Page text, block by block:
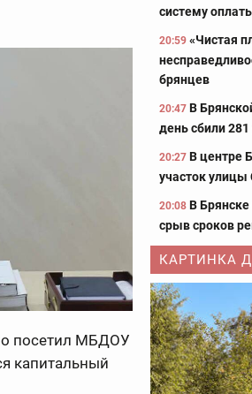
посетил МБДОУ
капитальный
систему
20:59 «Чистая
брянцев
20:47 В
день сбили
20:27 В центре
участок улицы
20:08 В
срыв сроков
КАРТИНКА